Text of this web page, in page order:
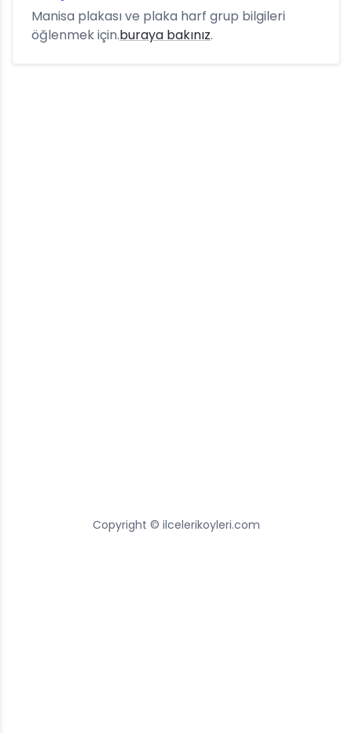
Manisa plakası ve plaka harf grup bilgileri
öğlenmek için.buraya bakınız.
Copyright © ilcelerikoyleri.com